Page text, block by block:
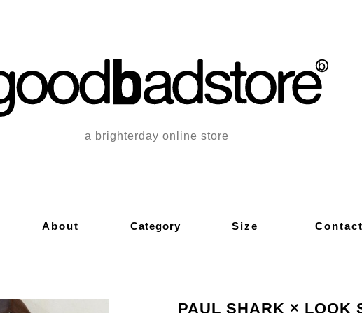
a brighterday online store
About Category Size Contact
PAUL SHARK × LOOK